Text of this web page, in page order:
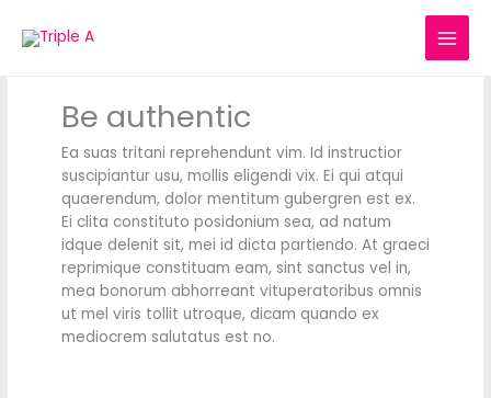
Be authentic
Ea suas tritani reprehendunt vim. Id instructior
suscipiantur usu, mollis eligendi vix. Ei qui atqui
quaerendum, dolor mentitum gubergren est ex.
Ei clita constituto posidonium sea, ad natum
idque delenit sit, mei id dicta partiendo. At graeci
reprimique constituam eam, sint sanctus vel in,
mea bonorum abhorreant vituperatoribus omnis
ut mel viris tollit utroque, dicam quando ex
mediocrem salutatus est no.